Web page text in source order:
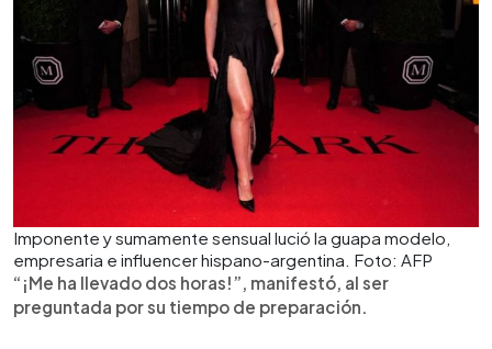
Imponente y sumamente sensual lució la guapa modelo,
empresaria e influencer hispano-argentina. Foto: AFP
“¡Me ha llevado dos horas!”, manifestó, al ser
preguntada por su tiempo de preparación.